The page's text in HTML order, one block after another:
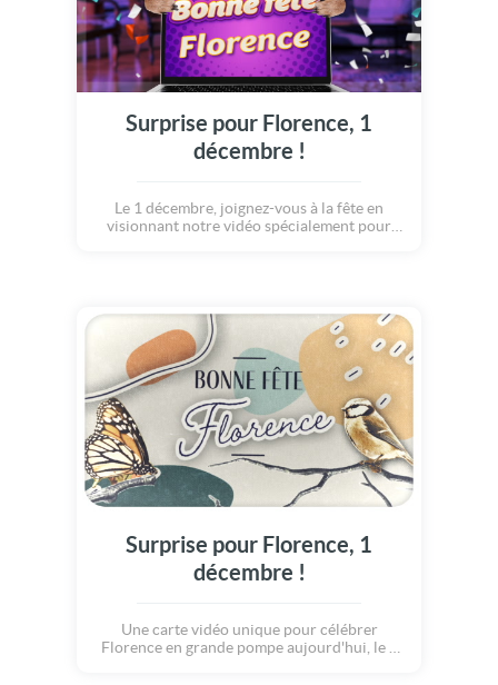
Surprise pour Florence, 1
décembre !
Le 1 décembre, joignez-vous à la fête en
visionnant notre vidéo spécialement pour
Surprise pour Florence, 1
décembre !
Une carte vidéo unique pour célébrer
Florence en grande pompe aujourd'hui, le 1